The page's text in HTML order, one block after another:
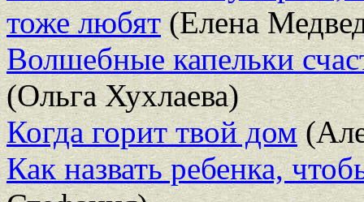
тоже любят(Елена
Волшебные капельки
(Ольга Хухлаева)
Когда горит твой дом
Как назвать ребенка,